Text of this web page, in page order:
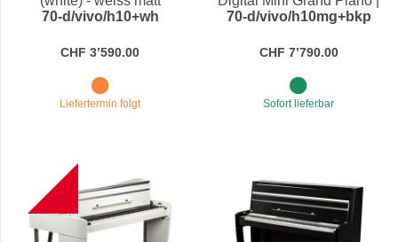
70-d/vivo/h10+wh
CHF 3’590.00
Liefertermin folgt
black polished
70-d/vivo/h10mg+bkp
CHF 7’790.00
Sofort lieferbar